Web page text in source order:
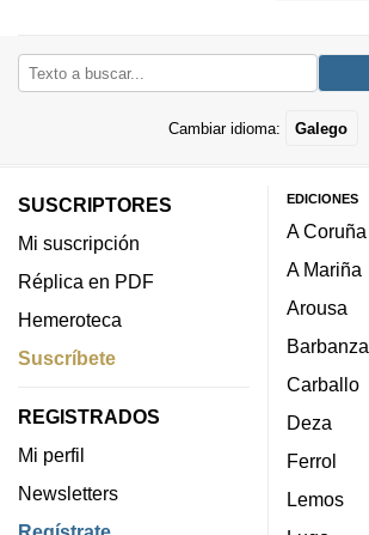
Cambiar idioma: Galego
SUSCRIPTORES
Mi suscripción
Réplica en PDF
Hemeroteca
Suscríbete
REGISTRADOS
Mi perfil
Newsletters
EDICIONES
A Coruña
A Mariña
Arousa
Barbanza
Carballo
Deza
Ferrol
Lemos